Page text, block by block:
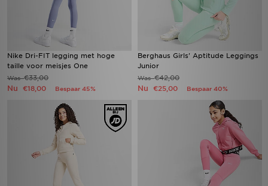
Nike Dri-FIT legging met hoge
taille voor meisjes One
Was€33,00
Nu €18,00 Bespaar 45%
Berghaus Girls' Aptitude Leggings
Junior
Was€42,00
Nu €25,00 Bespaar 40%